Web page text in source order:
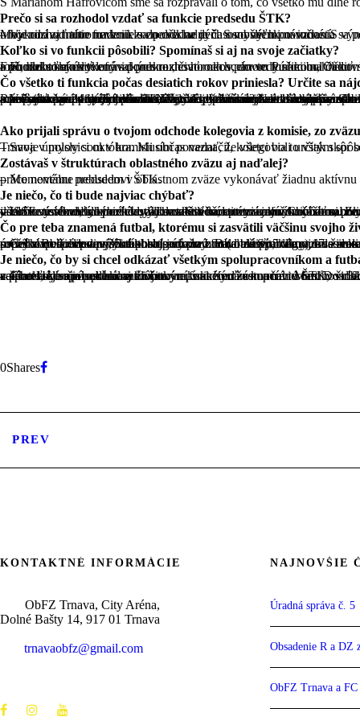
Prečo si sa rozhodol vzdať sa funkcie predsedu ŠTK?
– Vykonávať túto funkciu zodpovedne je časovo veľmi náročné. S výnimkou približne mesiaca počas zimnej prestávky je to neustály kolotoč. Moje rozhodnutie nevzniklo zo dňa na deň. S myšlienkou vzdania sa postu predsedu ŠTK som sa pohrával už dlhšie. Definitívne rozhodnutie umocnilo aj nahromadenie sa neodkladných osobných povinností.
Koľko si vo funkcii pôsobili? Spomínaš si aj na svoje začiatky?
– Funkciu som vykonával presne desať rokov, dovtedy som bol členom disciplinárnej komisie. Keďže v tom čase skončil vo funkcii Rudolf Frič, bol som oslovený s ponukou, či ho nechcem vo funkcii nahradiť. Priznám sa, že to bola pre mňa nová výzva i určitá česť. Netrvalo dlho a po niekoľkých telefonických rozhovoroch s pánom Púčikom, Očkovským a nakoniec s vtedajším predsedom zväzu Schmidtom som sa rozhodol to skúsiť.
Čo všetko ti funkcia počas desiatich rokov priniesla? Určite sa
– V porovnaní s mojím pôsobením v disciplinárnej komisii to prinieslo viac úloh a starostí. Bola to zaujímavá práca, ktorá ma bavila, a v ktorej som sa takpovediac aj našiel. Keď však porovnám časovú zaneprázdnenosť v začiatkoch a teraz, je to jedno a sto. Napriek tomu, že nám pri práci výrazne pomáha technika, časové vyťaženie je oveľa väčšie. Obrazne povedané, kluboví funkcionári riešia svoje problémy a požiadavky 24 hodín denne. Na jednej strane som za to obdobie spoznal veľa nových ľudí, či už osobne, ale hlavne sme s mnohými množstvo času
Ako prijali správu o tvojom odchode kolegovia z komisie, zo
– Svoje úmysly som v komisii občas naznačil, kolegovia to však skôr brali ako žart. Oficiálny oznam som zaslal výkonnému výboru ObFZ
Zostávaš v štruktúrach oblastného zväzu aj naďalej?
– Momentálne nebudem v oblastnom zväze vykonávať žiadnu aktívnu funkciu. Výnimkou je odovzdanie funkcie a pomoc pri naštartovaní práce novému predsedovi ŠTK.
Je niečo, čo ti bude najviac chýbať?
– Určite mi bude chýbať častý kontakt s kamarátmi a funkcionármi. Zaujímavosťou je, že s veľa ľuďmi si často telefonujete alebo píšete v ISSF systéme, ale neviete, ako v skutočnosti vyzerajú. Chýbať mi budú zimné halové turnaje mládeže. Za tie roky sa na nich vystriedali doslova tisíce detí, ktoré chodili s radosťou, entuziazmom a túžbou predviesť čo najlepšie výkony. Musím povedať, že turnaje mali vo všeobecnosti veľmi pozitívny ohlas. Svedčí o tom aj každoročne sa zvyšujúci počet družstiev. Napriek tomu,
Čo pre teba znamená futbal, ktorému si zasvätili väčšinu svojho
– Celkovo šport a najmä futbal je významnou oblasťou v mojom živote. Aktívne sa mu venujem na rôznych pozíciách už 43 rokov. Keďže som chlapec z dediny, futbal bol jednou z mála aktivít, kde sme sa realizovali. Na ihrisku v Ružindole som doslova prežil detstvo. Až ako 13-ročný som išiel po prvýkrát hrať súťažný futbal za Spartak, v 17 som sa vrátil do Ružindola už k mužom. V tom čase Ružindol zaznamenával úspešné obdobie zavŕšené postupom do I. B (dnešnej 5. ligy), kde sme boli dlhé roky pravidelným
Je niečo, čo by si chcel odkázať všetkým spolupracovníkom a
– Chcel by som poďakovať všetkým, s ktorými som mal tú česť v štruktúrach ObFZ Trnava spolupracovať, počnúc tými, s ktorými som začínal a končiac aktuálnymi činovníkmi. Keďže končím v ŠTK, osobitne chcem poďakovať Jarkovi Slobodovi, ktorý bol v komisii počas celého môjho pôsobenia a môjmu nepísanému zástupcovi Martinovi Krivošíkovi, taktiež za dlhoročnú spoluprácu. Ďakujem za korektnú a priateľskú spoluprácu aj klubovým funkcionárom a trénerom. Do ďalšej práce želám všetkým pevné zdravie a veľa úspechov nielen v športe, ale aj v osobnom živote.
0Shares
PREV
KONTAKTNÉ INFORMÁCIE
ObFZ Trnava, City Aréna,
Dolné Bašty 14, 917 01 Trnava
trnavaobfz@gmail.com
NAJNOVŠIE
Úradná správa č. 5
Obsadenie R a DZ
ObFZ Trnava a